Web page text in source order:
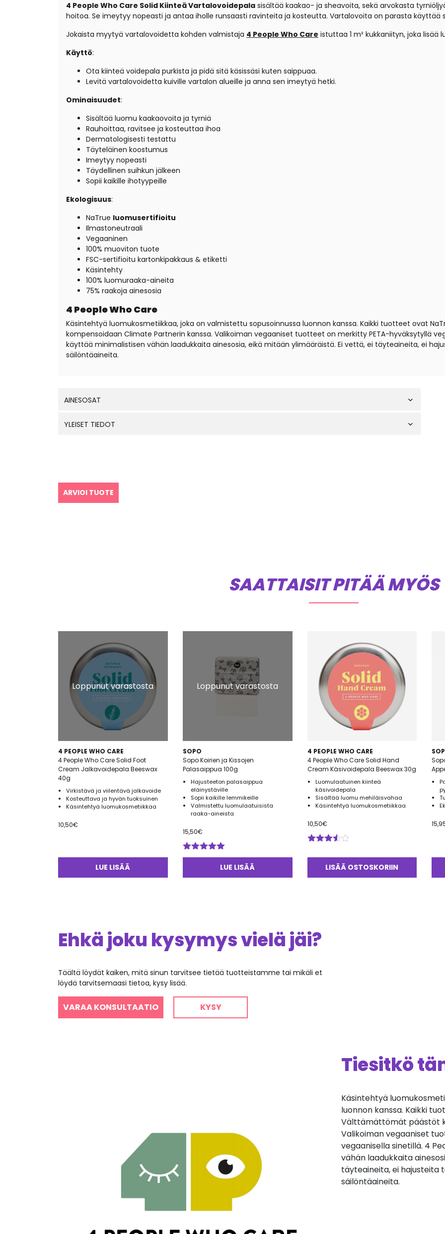
4 People Who Care Solid Kiinteä Vartalovoidepala sisältää kaakao- ja sheavoita, sekä arvokasta
hoitoa. Se imeytyy nopeasti ja antaa iholle runsaasti ravinteita ja kosteutta. Vartalovoita on parasta käyttää
Jokaista myytyä vartalovoidetta kohden valmistaja 4 People Who Care istuttaa 1 m² kukkaniityn, joka
Käyttö:
Ota kiinteä voidepala purkista ja pidä sitä käsissäsi kuten saippuaa.
Levitä vartalovoidetta kuiville vartalon alueille ja anna sen imeytyä hetki.
Ominaisuudet:
Sisältää luomu kaakaovoita ja tyrniä
Rauhoittaa, ravitsee ja kosteuttaa ihoa
Dermatologisesti testattu
Täyteläinen koostumus
Imeytyy nopeasti
Täydellinen suihkun jälkeen
Sopii kaikille ihotyypeille
Ekologisuus:
NaTrue luomusertifioitu
Ilmastoneutraali
Vegaaninen
100% muoviton tuote
FSC-sertifioitu kartonkipakkaus & etiketti
Käsintehty
100% luomuraaka-aineita
75% raakoja ainesosia
4 People Who Care
Käsintehtyä luomukosmetiikkaa, joka on valmistettu sopusoinnussa luonnon kanssa. Kaikki tuotteet ovat
kompensoidaan Climate Partnerin kanssa. Valikoiman vegaaniset tuotteet on merkitty PETA-hyväksytyllä
käyttää minimalistisen vähän laadukkaita ainesosia, eikä mitään ylimääräistä. Ei vettä, ei täyteaineita, ei
säilöntäaineita.
AINESOSAT
YLEISET TIEDOT
ARVIOI TUOTE
SAATTAISIT PITÄÄ MYÖS
Loppunut varastosta
4 PEOPLE WHO CARE
4 People Who Care Solid Foot
Cream Jalkavoidepala Beeswax
40g
Virkistävä ja viilentävä jalkavoide
Kosteuttava ja hyvän tuoksuinen
Käsintehtyä luomukosmetiikkaa
10,50€
LUE LISÄÄ
Loppunut varastosta
SOPO
Sopo Koirien ja Kissojen
Palasaippua 100g
Hajusteeton palasaippua
eläinystäville
Sopii kaikille lemmikeille
Valmistettu luomulaatuisista
raaka-aineista
15,50€
Arvostelu
LUE LISÄÄ
4 PEOPLE WHO CARE
4 People Who Care Solid Hand
Cream Käsivoidepala Beeswax 30g
Luomulaatuinen kiinteä
käsivoidepala
Sisältää luomu mehiläisvahaa
Käsintehtyä luomukosmetiikkaa
10,50€
tuotteesta:
/ 5
LISÄÄ OSTOSKORIIN
Ehkä joku kysymys vielä jäi?
Täältä löydät kaiken, mitä sinun tarvitsee tietää tuotteistamme tai mikäli et
löydä tarvitsemaasi tietoa, kysy lisää.
VARAA KONSULTAATIO KYSY
Tiesitkö
Käsintehtyä
luonnon kanssa. Kaikki
Välttämättömät päästöt
Valikoiman vegaaniset
vegaanisella sinetillä. 4
vähän laadukkaita
täyteaineita, ei hajusteita
säilöntäaineita.